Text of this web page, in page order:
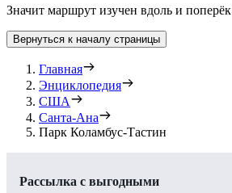
Значит маршрут изучен вдоль и поперёк
Вернуться к началу страницы
Главная
Энциклопедия
США
Санта-Ана
Парк Коламбус-Тастин
Рассылка с выгодными